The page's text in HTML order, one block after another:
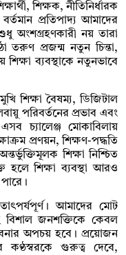
শিক্ষক, নীতিনির্ধারক
প্রতিপাদ্য আমাদের
অংশগ্রহণকারী নয় তারা
তরুণ প্রজন্ম নতুন চিন্তা,
শিক্ষা ব্যবস্থাকে নতুনভাবে
শিক্ষা বৈষম্য, ডিজিটাল
পরিবর্তনের প্রভাব এবং
এসব চ্যালেঞ্জ মোকাবিলায়
প্রণয়ন, শিক্ষণ-পদ্ধতি
শিক্ষা নিশ্চিত
শিক্ষা ব্যবস্থা আরও
আমাদের মোট
জনশক্তিকে কেবল
অপচয় হবে। প্রয়োজন
গুরুত্ব দেবে,